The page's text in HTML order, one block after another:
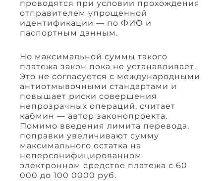
проводятся при условии прохождения
отправителем упрощенной
идентификации — по ФИО и
паспортным данным.
Но максимальной суммы такого
платежа закон пока не устанавливает.
Это не согласуется с международными
антиотмывочными стандартами и
повышает риски совершения
непрозрачных операций, считает
кабмин — автор законопроекта.
Помимо введения лимита перевода,
поправки увеличивают сумму
максимального остатка на
неперсонифицированном
электронном средстве платежа с 60
000 до 100 0000 руб.